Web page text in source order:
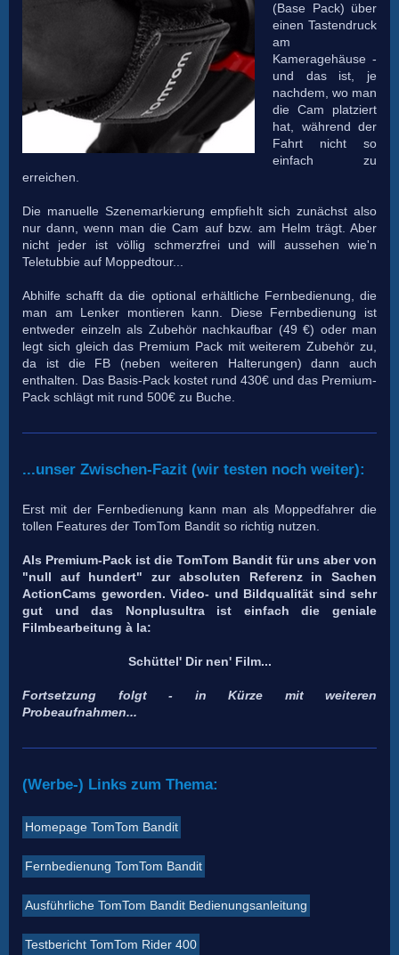
(Base Pack) über
einen Tastendruck
am
Kameragehäuse -
und das ist, je
nachdem, wo man
die Cam platziert
hat, während der
Fahrt nicht so
einfach zu
erreichen.
Die manuelle Szenemarkierung empfiehlt sich zunächst also
nur dann, wenn man die Cam auf bzw. am Helm trägt. Aber
nicht jeder ist völlig schmerzfrei und will aussehen wie'n
Teletubbie auf Moppedtour...
Abhilfe schafft da die optional erhältliche Fernbedienung, die
man am Lenker montieren kann. Diese Fernbedienung ist
entweder einzeln als Zubehör nachkaufbar (49 €) oder man
legt sich gleich das Premium Pack mit weiterem Zubehör zu,
da ist die FB (neben weiteren Halterungen) dann auch
enthalten. Das Basis-Pack kostet rund 430€ und das Premium-
Pack schlägt mit rund 500€ zu Buche.
...unser Zwischen-Fazit (wir testen noch weiter):
Erst mit der Fernbedienung kann man als Moppedfahrer die
tollen Features der TomTom Bandit so richtig nutzen.
Als Premium-Pack ist die TomTom Bandit für uns aber von
"null auf hundert" zur absoluten Referenz in Sachen
ActionCams geworden. Video- und Bildqualität sind sehr
gut und das Nonplusultra ist einfach die geniale
Filmbearbeitung à la:
Schüttel' Dir nen' Film...
Fortsetzung folgt - in Kürze mit weiteren
Probeaufnahmen...
(Werbe-) Links zum Thema:
Homepage TomTom Bandit
Fernbedienung TomTom Bandit
Ausführliche TomTom Bandit Bedienungsanleitung
Testbericht TomTom Rider 400